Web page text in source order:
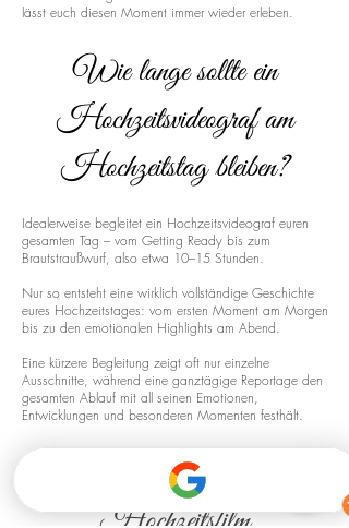
lässt euch diesen Moment immer wieder erleben.
Wie lange sollte ein
Hochzeitsvideograf am
Hochzeitstag bleiben?
Idealerweise begleitet ein Hochzeitsvideograf euren
gesamten Tag – vom Getting Ready bis zum
Brautstraußwurf, also etwa 10–15 Stunden.
Nur so entsteht eine wirklich vollständige Geschichte
eures Hochzeitstages: vom ersten Moment am Morgen
bis zu den emotionalen Highlights am Abend.
Eine kürzere Begleitung zeigt oft nur einzelne
Ausschnitte, während eine ganztägige Reportage den
gesamten Ablauf mit all seinen Emotionen,
Entwicklungen und besonderen Momenten festhält.
Drohnenaufnahmen für euren